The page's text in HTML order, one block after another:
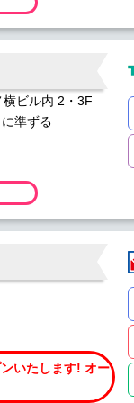
ビル内 2・3F
準ずる
いたします! オー